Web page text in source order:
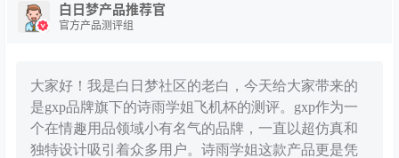
白日梦产品推荐官
官方产品测评组
大家好！我是白日梦社区的老白，今天给大家带来的
是gxp品牌旗下的诗雨学姐飞机杯的测评。gxp作为一
个在情趣用品领域小有名气的品牌，一直以超仿真和
独特设计吸引着众多用户。诗雨学姐这款产品更是凭